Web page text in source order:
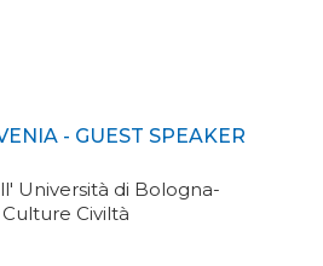
- GUEST SPEAKER
Università di Bologna-
Civiltà